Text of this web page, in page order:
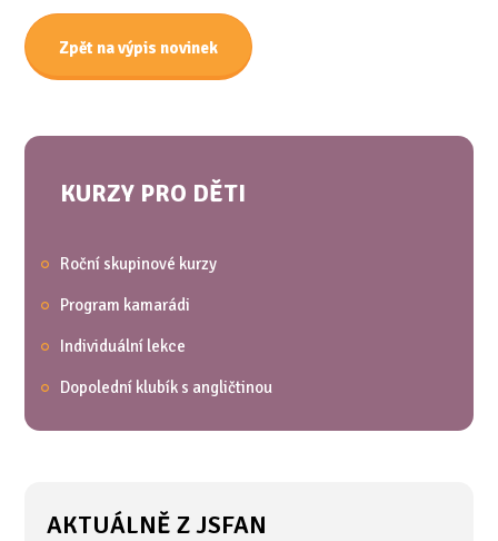
Zpět na výpis novinek
KURZY PRO DĚTI
Roční skupinové kurzy
Program kamarádi
Individuální lekce
Dopolední klubík s angličtinou
AKTUÁLNĚ Z JSFAN